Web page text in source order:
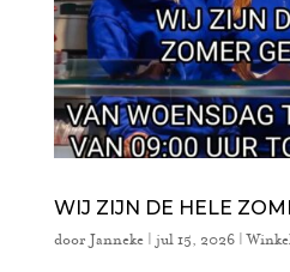
WIJ ZIJN DE HELE
door Janneke| jul 15, 2026|